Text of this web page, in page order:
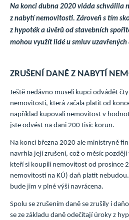
Na konci dubna 2020 vláda schválila
z nabytí nemovitosti. Zároveň s tím
z hypoték a úvěrů od stavebních
mohou využít lidé u smluv uzavřených
ZRUŠENÍ DANĚ Z NABYTÍ
Ještě nedávno museli kupci odvádět
nemovitosti, která začala platit od
například kupovali nemovitost v
jste odvést na dani 200 tisíc korun.
Na konci března 2020 ale ministryně
navrhla její zrušení, což o měsíc později
kteří si koupili nemovitost od prosince
nemovitosti na KÚ) daň platit
bude jim v plné výši navrácena.
Spolu se zrušením daně se zrušily i
se ze základu daně odečítají úroky z